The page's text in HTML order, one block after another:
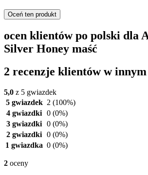
Oceń ten produkt
ocen klientów po polski dla
Silver Honey maść
2 recenzje klientów w
5,0 z 5 gwiazdek
5 gwiazdek 2 (100%)
4 gwiazdki 0 (0%)
3 gwiazdki 0 (0%)
2 gwiazdki 0 (0%)
1 gwiazdka 0 (0%)
2 oceny